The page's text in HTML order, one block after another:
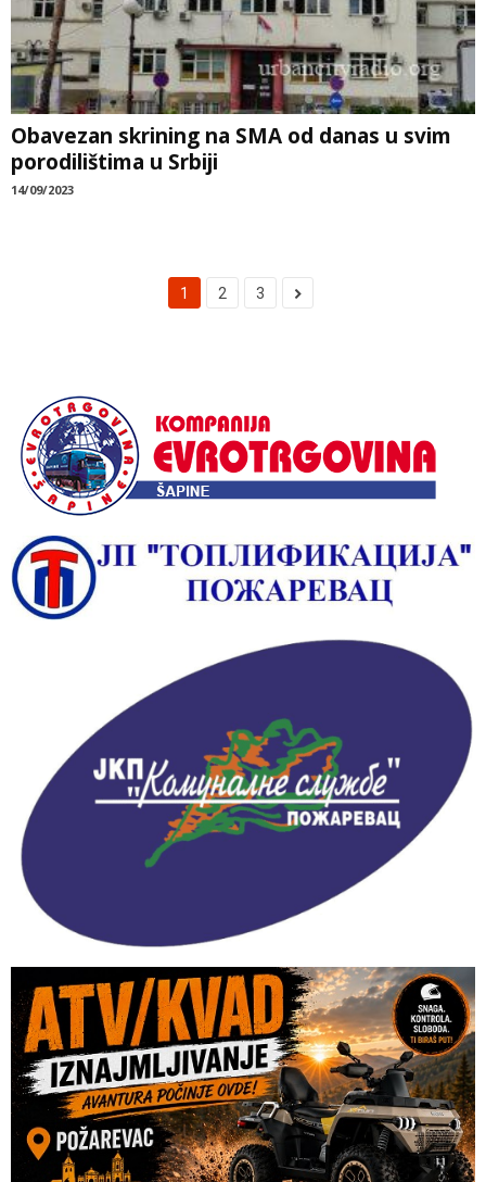
Obavezan skrining na SMA od danas u svim
porodilištima u Srbiji
14/09/2023
1 2 3